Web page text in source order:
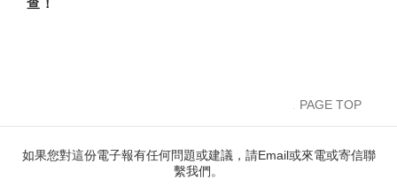
查！
PAGE TOP
如果您對這份電子報有任何問題或建議，請Email或來電或寄信聯
繫我們。